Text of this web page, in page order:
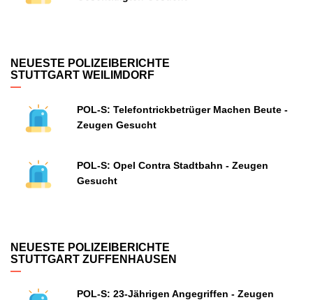
NEUESTE POLIZEIBERICHTE
STUTTGART WEILIMDORF
POL-S: Telefontrickbetrüger Machen Beute -
Zeugen Gesucht
POL-S: Opel Contra Stadtbahn - Zeugen
Gesucht
NEUESTE POLIZEIBERICHTE
STUTTGART ZUFFENHAUSEN
POL-S: 23-Jährigen Angegriffen - Zeugen